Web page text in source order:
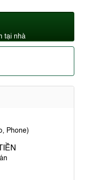
tại nhà
Phone)